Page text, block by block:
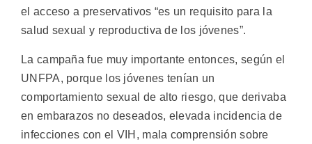
el acceso a preservativos “es un requisito para la
salud sexual y reproductiva de los jóvenes”.
La campaña fue muy importante entonces, según el
UNFPA, porque los jóvenes tenían un
comportamiento sexual de alto riesgo, que derivaba
en embarazos no deseados, elevada incidencia de
infecciones con el VIH, mala comprensión sobre